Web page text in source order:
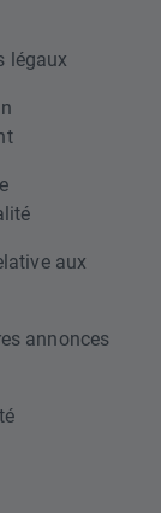
légaux
aux
annonces